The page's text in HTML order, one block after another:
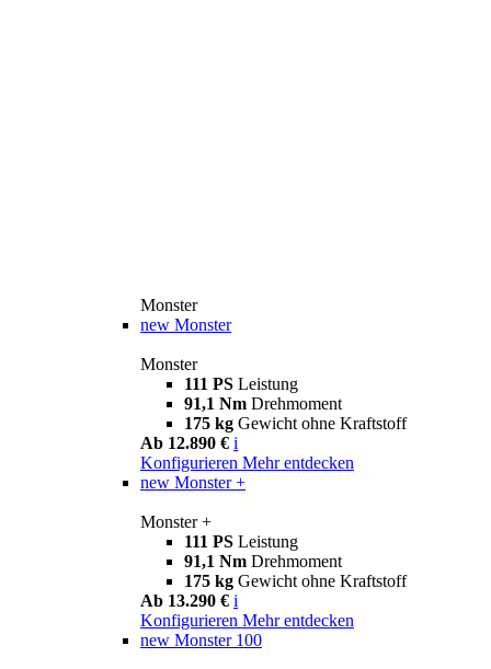
Monster
new Monster
Monster
111 PS Leistung
91,1 Nm Drehmoment
175 kg Gewicht ohne Kraftstoff
Ab 12.890 € i
Konfigurieren Mehr entdecken
new Monster +
Monster +
111 PS Leistung
91,1 Nm Drehmoment
175 kg Gewicht ohne Kraftstoff
Ab 13.290 € i
Konfigurieren Mehr entdecken
new Monster 100